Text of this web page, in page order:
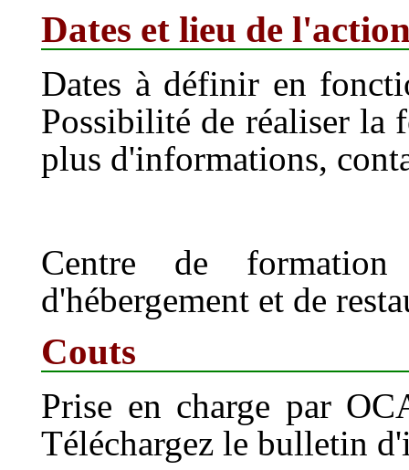
Dates et lieu de
Dates à définir en
Possibilité de réaliser la
plus d'informations,
Centre de
d'hébergement et de
Couts
Prise en charge par
Téléchargez le bulletin